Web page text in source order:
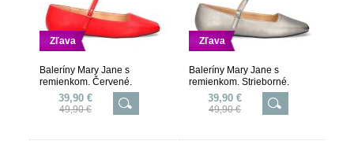
Zľava
Baleríny Mary Jane s
remienkom. Červené.
39,90 €
49,90 €
Zľava
Baleríny Mary Jane s
remienkom. Strieborné.
39,90 €
49,90 €